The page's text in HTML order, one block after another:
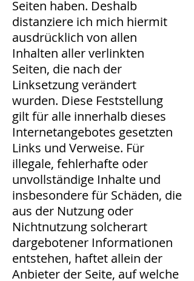
Seiten haben. Deshalb
distanziere ich mich hiermit
ausdrücklich von allen
Inhalten aller verlinkten
Seiten, die nach der
Linksetzung verändert
wurden. Diese Feststellung
gilt für alle innerhalb dieses
Internetangebotes gesetzten
Links und Verweise. Für
illegale, fehlerhafte oder
unvollständige Inhalte und
insbesondere für Schäden, die
aus der Nutzung oder
Nichtnutzung solcherart
dargebotener Informationen
entstehen, haftet allein der
Anbieter der Seite, auf welche